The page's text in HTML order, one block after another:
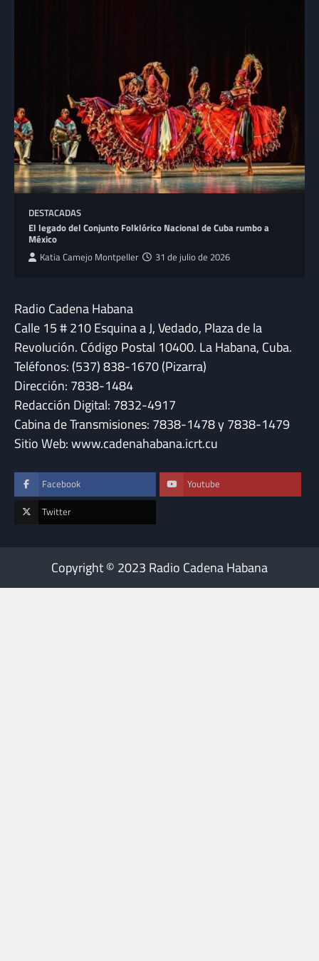
DESTACADAS
El legado del Conjunto Folklórico Nacional de Cuba rumbo a
México
Katia Camejo Montpeller 31 de julio de 2026
Radio Cadena Habana
Calle 15 # 210 Esquina a J, Vedado, Plaza de la
Revolución. Código Postal 10400. La Habana, Cuba.
Teléfonos: (537) 838-1670 (Pizarra)
Dirección: 7838-1484
Redacción Digital: 7832-4917
Cabina de Transmisiones: 7838-1478 y 7838-1479
Sitio Web: www.cadenahabana.icrt.cu
Facebook Youtube
Twitter